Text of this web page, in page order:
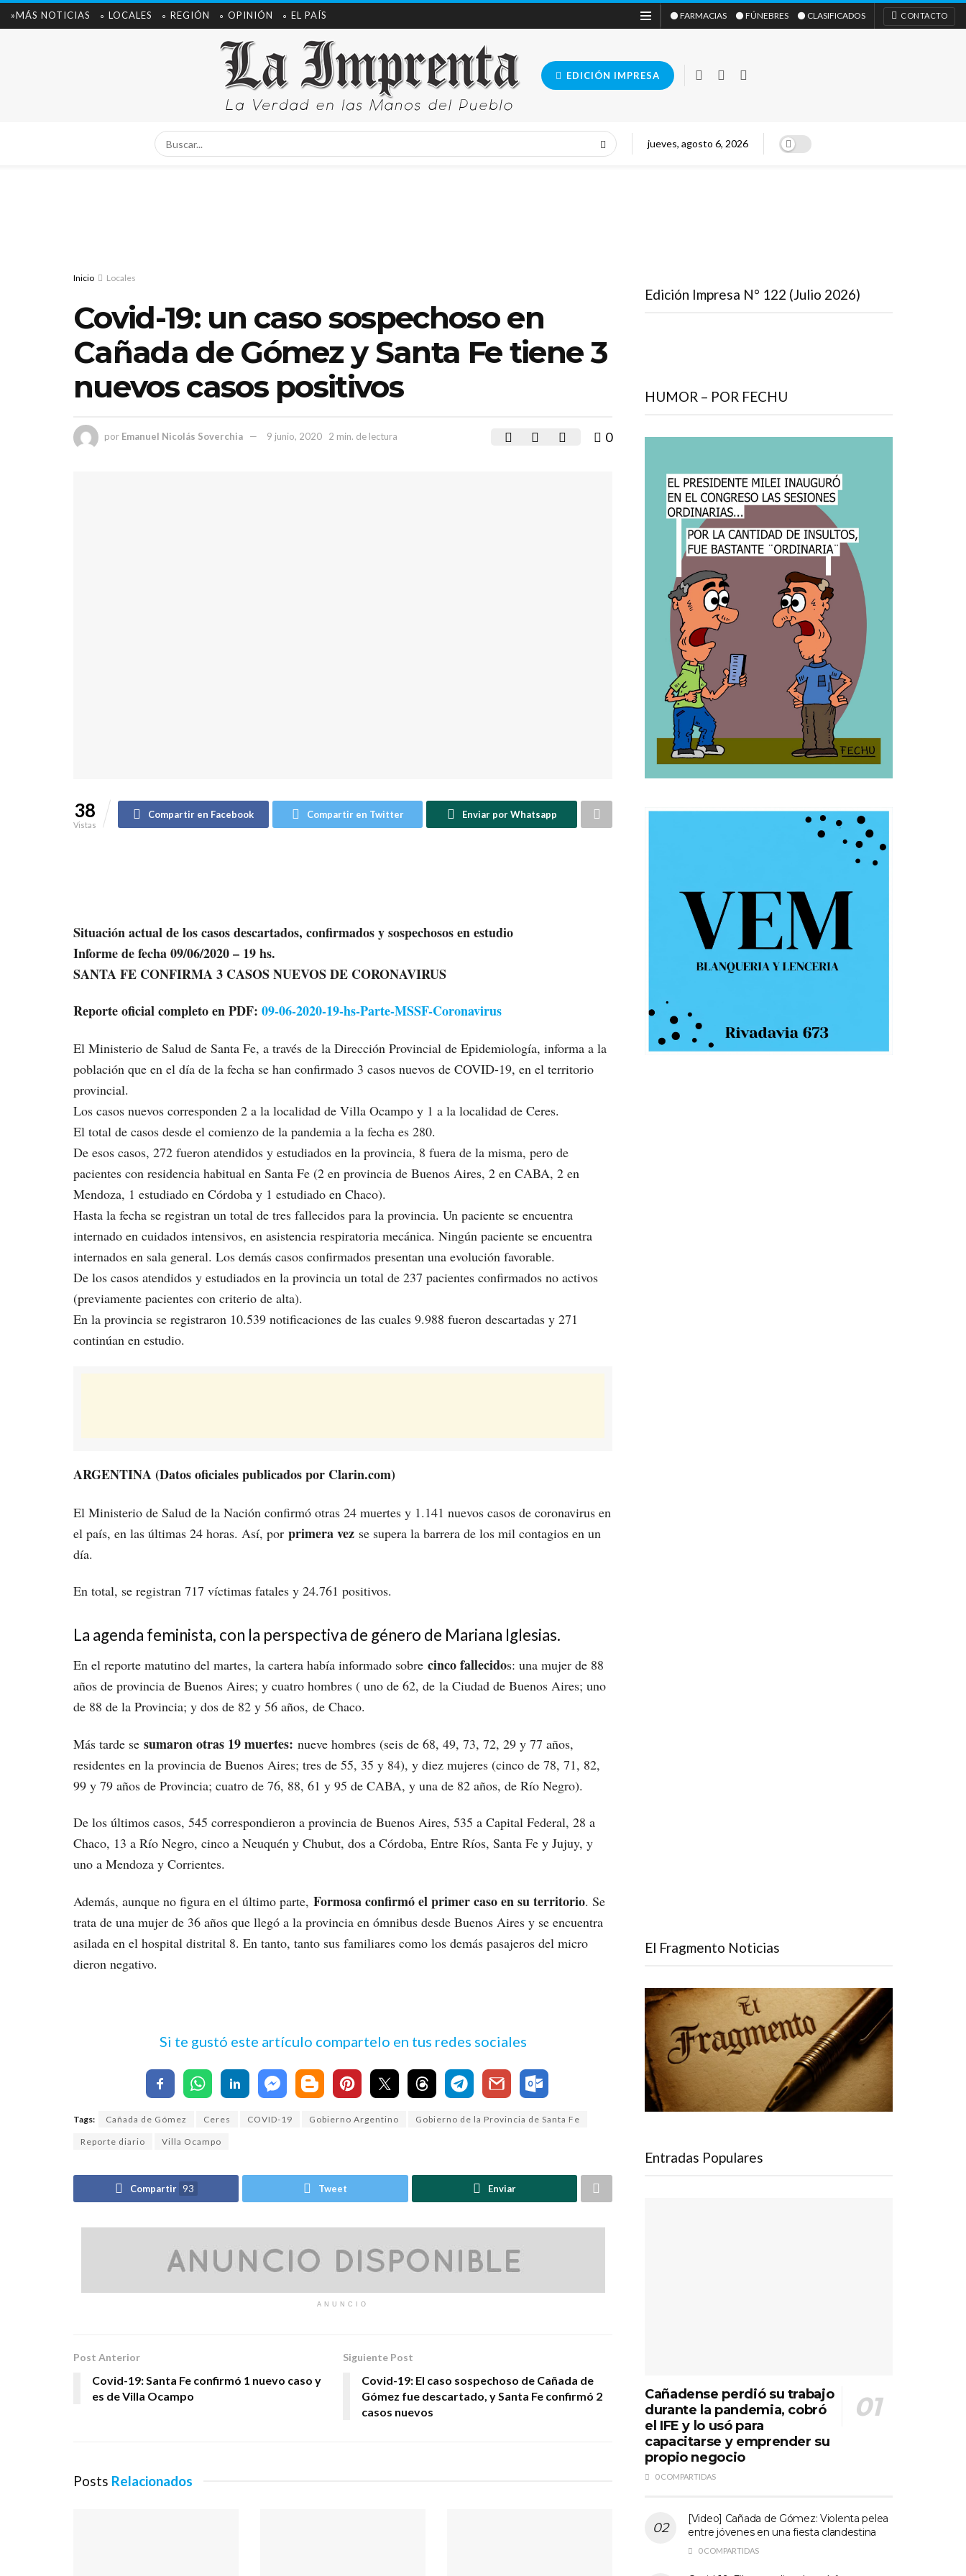
»MÁS NOTICIAS ∘ LOCALES ∘ REGIÓN ∘ OPINIÓN ∘ EL PAÍS ⚫ FARMACIAS ⚫ FÚNEBRES ⚫ CLASIFICADOS CONTACTO
EDICIÓN IMPRESA
jueves, agosto 6, 2026
Inicio Locales
Covid-19: un caso sospechoso en
Cañada de Gómez y Santa Fe tiene 3
nuevos casos positivos
por Emanuel Nicolás Soverchia 9 junio, 2020 2 min. de lectura 0
38
Vistas
Compartir en Facebook Compartir en Twitter Enviar por Whatsapp
Situación actual de los casos descartados, confirmados y sospechosos en estudio
Informe de fecha 09/06/2020 – 19 hs.
SANTA FE CONFIRMA 3 CASOS NUEVOS DE CORONAVIRUS
Reporte oficial completo en PDF: 09-06-2020-19-hs-Parte-MSSF-Coronavirus
El Ministerio de Salud de Santa Fe, a través de la Dirección Provincial de Epidemiología, informa a la
población que en el día de la fecha se han confirmado 3 casos nuevos de COVID-19, en el territorio
provincial.
Los casos nuevos corresponden 2 a la localidad de Villa Ocampo y 1 a la localidad de Ceres.
El total de casos desde el comienzo de la pandemia a la fecha es 280.
De esos casos, 272 fueron atendidos y estudiados en la provincia, 8 fuera de la misma, pero de
pacientes con residencia habitual en Santa Fe (2 en provincia de Buenos Aires, 2 en CABA, 2 en
Mendoza, 1 estudiado en Córdoba y 1 estudiado en Chaco).
Hasta la fecha se registran un total de tres fallecidos para la provincia. Un paciente se encuentra
internado en cuidados intensivos, en asistencia respiratoria mecánica. Ningún paciente se encuentra
internados en sala general. Los demás casos confirmados presentan una evolución favorable.
De los casos atendidos y estudiados en la provincia un total de 237 pacientes confirmados no activos
(previamente pacientes con criterio de alta).
En la provincia se registraron 10.539 notificaciones de las cuales 9.988 fueron descartadas y 271
continúan en estudio.
ARGENTINA (Datos oficiales publicados por Clarin.com)
El Ministerio de Salud de la Nación confirmó otras 24 muertes y 1.141 nuevos casos de coronavirus en
el país, en las últimas 24 horas. Así, por primera vez se supera la barrera de los mil contagios en un
día.
En total, se registran 717 víctimas fatales y 24.761 positivos.
La agenda feminista, con la perspectiva de género de Mariana Iglesias.
En el reporte matutino del martes, la cartera había informado sobre cinco fallecidos: una mujer de 88
años de provincia de Buenos Aires; y cuatro hombres ( uno de 62, de la Ciudad de Buenos Aires; uno
de 88 de la Provincia; y dos de 82 y 56 años, de Chaco.
Más tarde se sumaron otras 19 muertes: nueve hombres (seis de 68, 49, 73, 72, 29 y 77 años,
residentes en la provincia de Buenos Aires; tres de 55, 35 y 84), y diez mujeres (cinco de 78, 71, 82,
99 y 79 años de Provincia; cuatro de 76, 88, 61 y 95 de CABA, y una de 82 años, de Río Negro).
De los últimos casos, 545 correspondieron a provincia de Buenos Aires, 535 a Capital Federal, 28 a
Chaco, 13 a Río Negro, cinco a Neuquén y Chubut, dos a Córdoba, Entre Ríos, Santa Fe y Jujuy, y
uno a Mendoza y Corrientes.
Además, aunque no figura en el último parte, Formosa confirmó el primer caso en su territorio. Se
trata de una mujer de 36 años que llegó a la provincia en ómnibus desde Buenos Aires y se encuentra
asilada en el hospital distrital 8. En tanto, tanto sus familiares como los demás pasajeros del micro
dieron negativo.
Si te gustó este artículo compartelo en tus redes sociales
Tags: Cañada de Gómez Ceres COVID-19 Gobierno Argentino Gobierno de la Provincia de Santa Fe
Reporte diario Villa Ocampo
Compartir 93 Tweet Enviar
ANUNCIO
Post Anterior
Covid-19: Santa Fe confirmó 1 nuevo caso y
es de Villa Ocampo
Siguiente Post
Covid-19: El caso sospechoso de Cañada de
Gómez fue descartado, y Santa Fe confirmó 2
casos nuevos
Posts Relacionados
Edición Impresa N° 122 (Julio 2026)
HUMOR – POR FECHU
El Fragmento Noticias
Entradas Populares
Cañadense perdió su trabajo
durante la pandemia, cobró
el IFE y lo usó para
capacitarse y emprender su
propio negocio
0 COMPARTIDAS
[Video] Cañada de Gómez: Violenta pelea
entre jóvenes en una fiesta clandestina
0 COMPARTIDAS